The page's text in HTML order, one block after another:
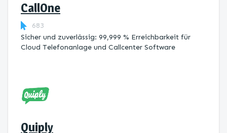
CallOne
683
Sicher und zuverlässig: 99,999 % Erreichbarkeit für
Cloud Telefonanlage und Callcenter Software
Quiply